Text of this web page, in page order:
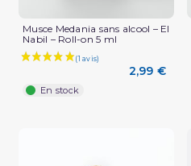
Musce Medania sans alcool – El
Nabil – Roll-on 5 ml
2,99 €
En stock